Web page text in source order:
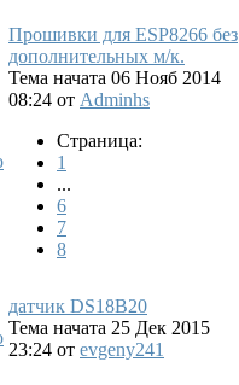
Прошивки для ESP8266 без
дополнительных м/к.
Тема начата 06 Нояб 2014
08:24 от Adminhs
Страница:
1
...
6
7
8
датчик DS18B20
Тема начата 25 Дек 2015
23:24 от evgeny241